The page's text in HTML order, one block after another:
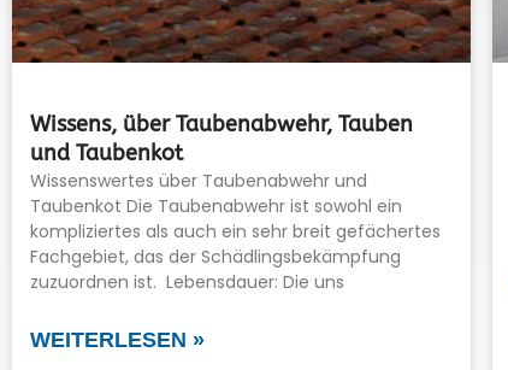
Wissens, über Taubenabwehr, Tauben
und Taubenkot
Wissenswertes über Taubenabwehr und
Taubenkot Die Taubenabwehr ist sowohl ein
kompliziertes als auch ein sehr breit gefächertes
Fachgebiet, das der Schädlingsbekämpfung
zuzuordnen ist. Lebensdauer: Die uns
WEITERLESEN »